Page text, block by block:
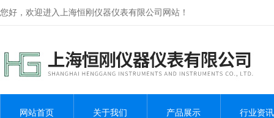
您好，欢迎进入上海恒刚仪器仪表有限公司网站！
网站首页 关于我们 产品展示 行业资讯